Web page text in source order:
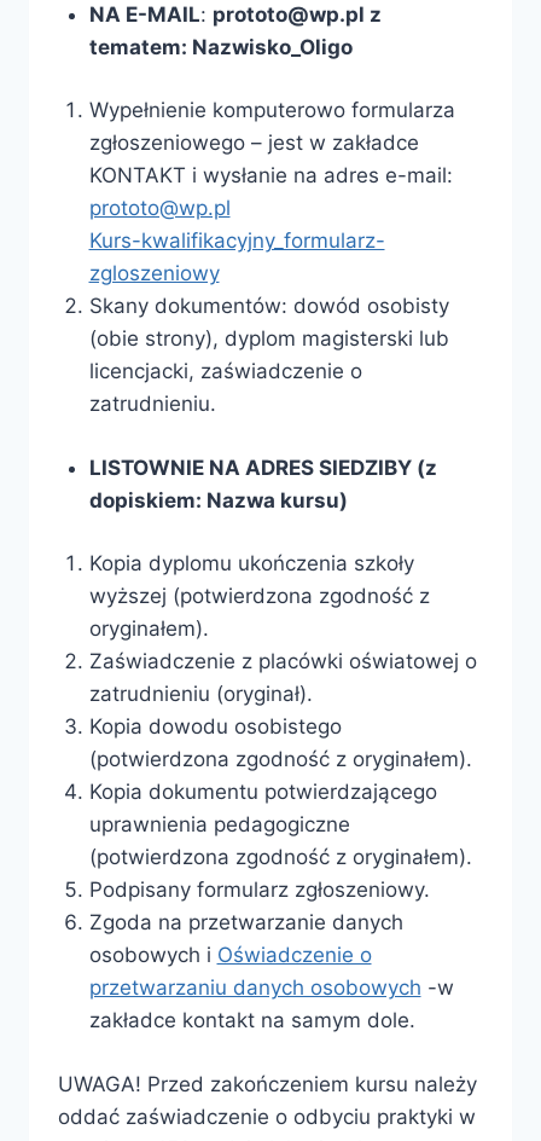
NA E-MAIL: prototo@wp.pl z
tematem: Nazwisko_Oligo
Wypełnienie komputerowo formularza
zgłoszeniowego – jest w zakładce
KONTAKT i wysłanie na adres e-mail:
prototo@wp.pl
Kurs-kwalifikacyjny_formularz-
zgloszeniowy
Skany dokumentów: dowód osobisty
(obie strony), dyplom magisterski lub
licencjacki, zaświadczenie o
zatrudnieniu.
LISTOWNIE NA ADRES SIEDZIBY (z
dopiskiem: Nazwa kursu)
Kopia dyplomu ukończenia szkoły
wyższej (potwierdzona zgodność z
oryginałem).
Zaświadczenie z placówki oświatowej o
zatrudnieniu (oryginał).
Kopia dowodu osobistego
(potwierdzona zgodność z oryginałem).
Kopia dokumentu potwierdzającego
uprawnienia pedagogiczne
(potwierdzona zgodność z oryginałem).
Podpisany formularz zgłoszeniowy.
Zgoda na przetwarzanie danych
osobowych i Oświadczenie o
przetwarzaniu danych osobowych -w
zakładce kontakt na samym dole.
UWAGA! Przed zakończeniem kursu należy
oddać zaświadczenie o odbyciu praktyki w